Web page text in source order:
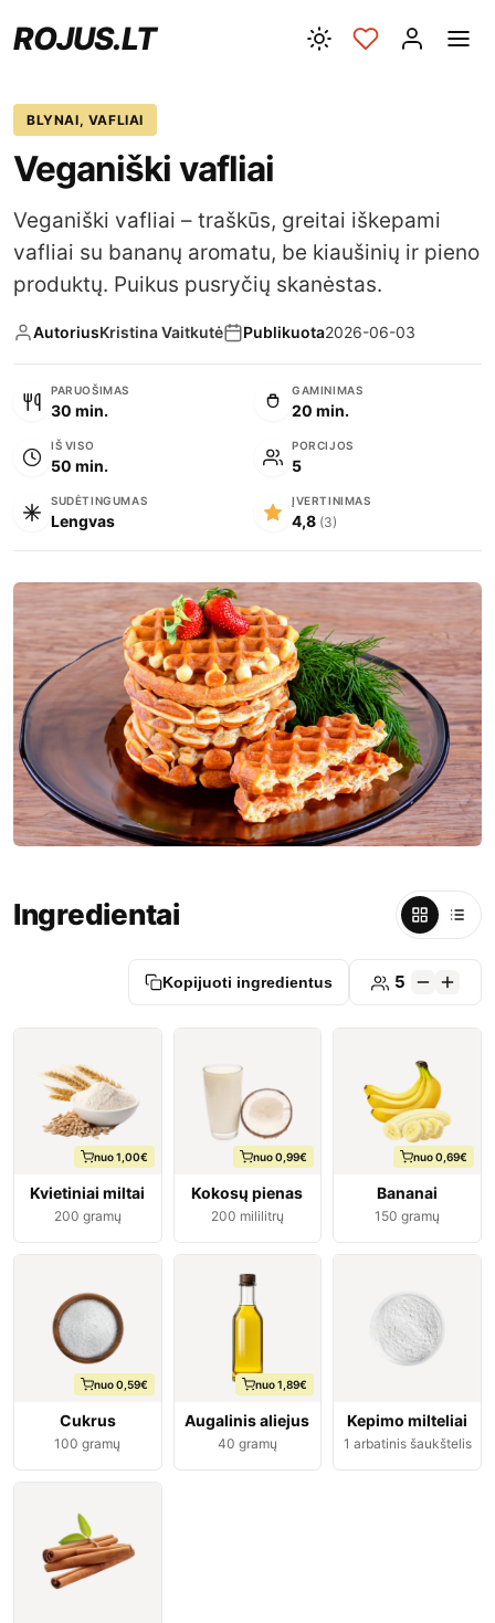
ROJUS.LT
BLYNAI, VAFLIAI
Veganiški vafliai
Veganiški vafliai – traškūs, greitai iškepami
vafliai su bananų aromatu, be kiaušinių ir pieno
produktų. Puikus pusryčių skanėstas.
AutoriusKristina Vaitkutė Publikuota2026-06-03
PARUOŠIMAS
30 min.
GAMINIMAS
20 min.
IŠ VISO
50 min.
PORCIJOS
5
SUDĖTINGUMAS
Lengvas
ĮVERTINIMAS
4,8 (3)
Ingredientai
Kopijuoti ingredientus 5
nuo 1,00€
Kvietiniai miltai
200 gramų
nuo 0,99€
Kokosų pienas
200 mililitrų
nuo 0,69€
Bananai
150 gramų
nuo 0,59€
Cukrus
100 gramų
nuo 1,89€
Augalinis aliejus
40 gramų
Kepimo milteliai
1 arbatinis šaukštelis